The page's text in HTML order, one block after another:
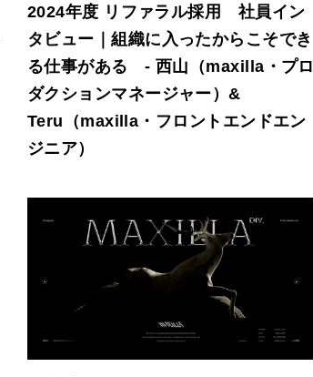
2024年度 リファラル採用 社員イン
タビュー｜組織に入ったからこそでき
る仕事がある - 西山（maxilla・プロ
ダクションマネージャー）&
Teru（maxilla・フロントエンドエン
ジニア）